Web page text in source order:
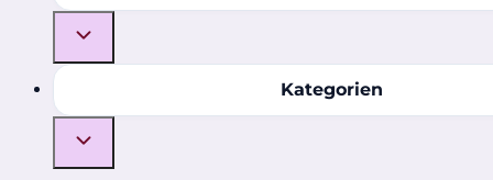
Kategorien